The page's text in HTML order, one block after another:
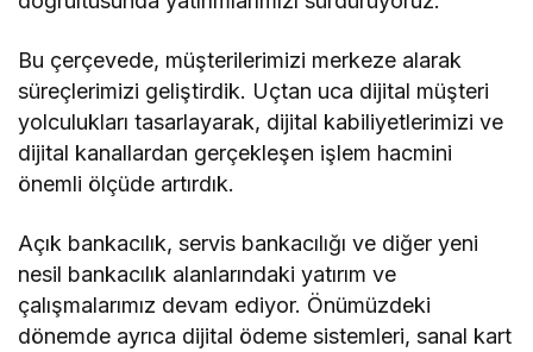
Bu çerçevede, müşterilerimizi merkeze alarak
süreçlerimizi geliştirdik. Uçtan uca dijital müşteri
yolculukları tasarlayarak, dijital kabiliyetlerimizi ve
dijital kanallardan gerçekleşen işlem hacmini
önemli ölçüde artırdık.
Açık bankacılık, servis bankacılığı ve diğer yeni
nesil bankacılık alanlarındaki yatırım ve
çalışmalarımız devam ediyor. Önümüzdeki
dönemde ayrıca dijital ödeme sistemleri, sanal kart